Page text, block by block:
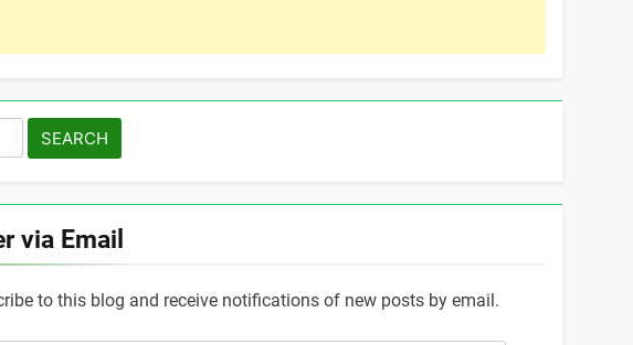
via Email
to this blog and receive notifications of new posts by email.